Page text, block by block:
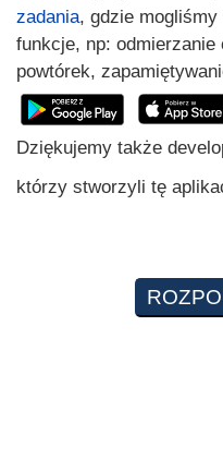
zadania, gdzie mogliśmy
funkcje, np: odmierzanie
powtórek,
Dziękujemy także
którzy stworzyli tę